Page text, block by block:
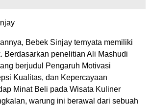
Bebek Sinjay ternyata memiliki
Berdasarkan penelitian Ali Mashudi
berjudul Pengaruh Motivasi
Kualitas, dan Kepercayaan
Minat Beli pada Wisata Kuliner
warung ini berawal dari sebuah